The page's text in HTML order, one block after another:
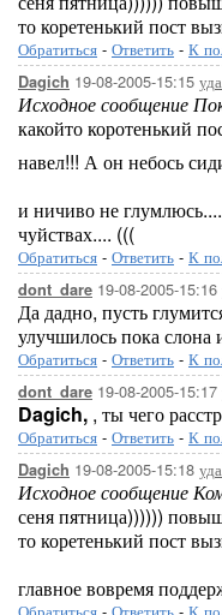
то коретенький пост
Обратиться - Ответить - К
Dagich 19-08-2005-15:15
Исходное сообщение
какойто коротенький
навел!!! А он небось
и ничиво не
чуйствах.... (((
Обратиться - Ответить - К
dont_dare 19-08-2005-15:16
Да дадно, пусть
улучшилось пока слона
Обратиться - Ответить - К
dont_dare 19-08-2005-15:17
Dagich, , ты чего
Обратиться - Ответить - К
Dagich 19-08-2005-15:18
Исходное сообщение
сеня пятница))))))
то коретенький пост
главное вовремя